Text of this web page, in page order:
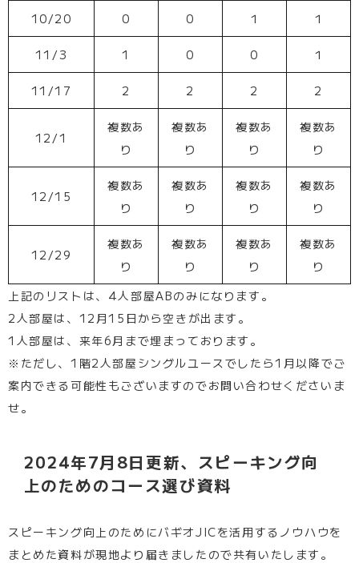
10/20 0 0 １ １
11/3 1 0 0 １
11/17 2 2 2 2
12/1
複数あ
り
複数あ
り
複数あ
り
複数あ
り
12/15
複数あ
り
複数あ
り
複数あ
り
複数あ
り
12/29
複数あ
り
複数あ
り
複数あ
り
複数あ
り
上記のリストは、4人部屋ABのみになります。
2人部屋は、12月15日から空きが出ます。
1人部屋は、来年6月まで埋まっております。
※ただし、1階2人部屋シングルユースでしたら1月以降でご
案内できる可能性もございますのでお問い合わせくださいま
せ。
2024年7月8日更新、スピーキング向
上のためのコース選び資料
スピーキング向上のためにバギオJICを活用するノウハウを
まとめた資料が現地より届きましたので共有いたします。